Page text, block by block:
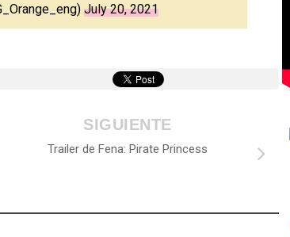
July 20, 2021
SIGUIENTE
Trailer de Fena: Pirate Princess